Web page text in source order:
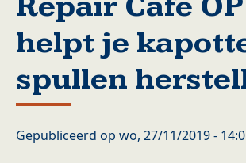
helpt je
spullen
Gepubliceerd op wo, 27/11/2019 -